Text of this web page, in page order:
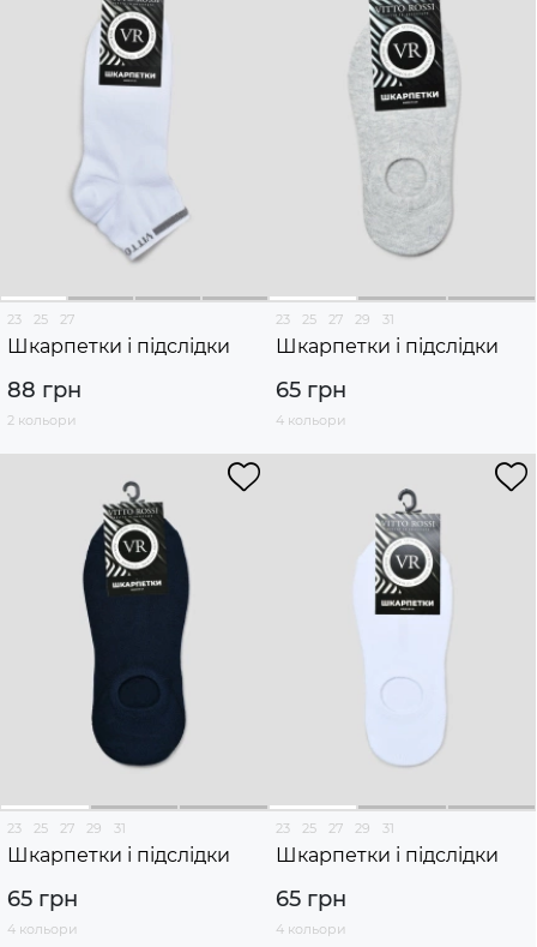
23 25 27
Шкарпетки і підслідки
88 грн
2 кольори
23 25 27 29 31
Шкарпетки і підслідки
65 грн
4 кольори
23 25 27 29 31
Шкарпетки і підслідки
65 грн
4 кольори
23 25 27 29 31
Шкарпетки і підслідки
65 грн
4 кольори